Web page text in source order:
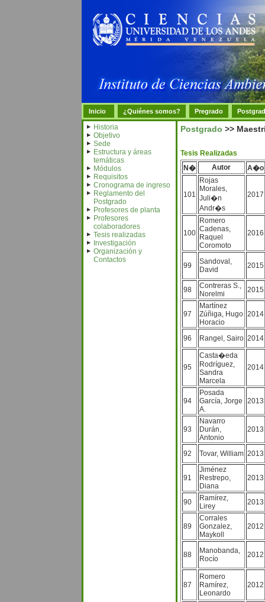
Inicio ¿Quiénes somos? Pregrado
Historia
Objetivo
Sede
Estructura y áreas
temáticas
Módulos
Requisitos
Cronograma de ingreso
Reglamento del
Postgrado
Profesores de planta
Profesores
colaboradores
Tesis realizadas
Investigación
Organización y
Contactos
Postgrado >>
Tesis Realizadas
N�
Autor A�o
101
Rojas
Morales,
Juli�n
Andr�s
2017
100
Romero
Cadenas,
Raquel
Coromoto
2016
99
Sandoval,
David
2015
98
Contreras S.,
Norelmi
2015
97
Martínez
Zúñiga, Hugo
Horacio
2014
96 Rangel, Sairo 2014
95
Casta�eda
Rodríguez,
Sandra
Marcela
2014
94
Posada
García, Jorge
A.
2013
93
Navarro
Durán,
Antonio
2013
92 Tovar, William 2013
91
Jiménez
Restrepo,
Diana
2013
90
Ramírez,
Lirey
2013
89
Corrales
Gonzalez,
Maykoll
2012
88
Manobanda,
Rocío
2012
87
Romero
Ramírez,
Leonardo
2012